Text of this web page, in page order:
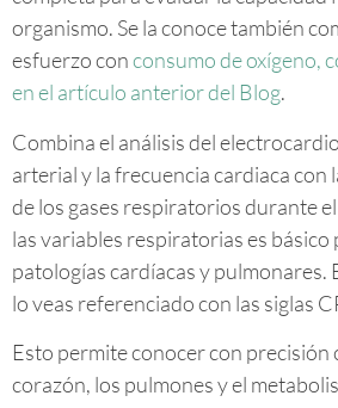
organismo. Se la conoce también
esfuerzo conconsumo de oxígeno,
en el artículo anterior del Blog.
Combina el análisis del
arterial y la frecuencia cardiaca con
de los gases respiratorios durante
las variables respiratorias es
patologías cardíacas y pulmonares.
lo veas referenciado con las siglas
Esto permite conocer con precisión
corazón, los pulmones y el